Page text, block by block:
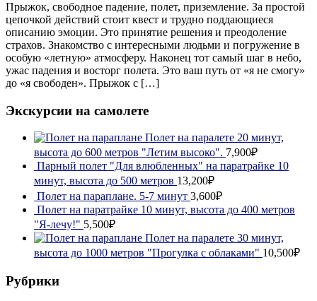
Прыжок, свободное падение, полет, приземление. За простой
цепочкой действий стоит квест и трудно поддающиеся
описанию эмоции. Это принятие решения и преодоление
страхов. Знакомство с интересными людьми и погружение в
особую «летную» атмосферу. Наконец тот самый шаг в небо,
ужас падения и восторг полета. Это ваш путь от «я не смогу»
до «я свободен». Прыжок с […]
Экскурсии на самолете
Полет на паралете 20 минут,
высота до 600 метров "Летим высоко". 7,900₽
Парный полет "Для влюбленных" на паратрайке 10
минут, высота до 500 метров 13,200₽
Полет на параплане. 5-7 минут 3,600₽
Полет на паратрайке 10 минут, высота до 400 метров
"Я-лечу!" 5,500₽
Полет на паралете 30 минут,
высота до 1000 метров "Прогулка с облаками" 10,500₽
Рубрики